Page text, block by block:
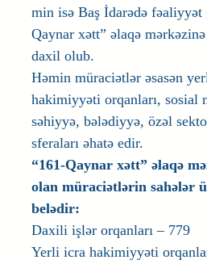
min isə Baş İdarədə fəaliyyət
Qaynar xətt” əlaqə
daxil olub.
Həmin müraciətlər əsasən
hakimiyyəti orqanları, sosial
səhiyyə, bələdiyyə, özəl
sferaları əhatə edir.
“161-Qaynar xətt” əlaqə
olan müraciətlərin sahələr
belədir:
Daxili işlər orqanları – 779
Yerli icra hakimiyyəti